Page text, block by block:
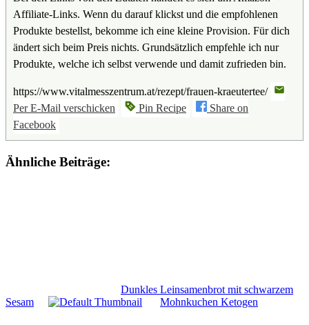
Affiliate-Links. Wenn du darauf klickst und die empfohlenen
Produkte bestellst, bekomme ich eine kleine Provision. Für dich
ändert sich beim Preis nichts. Grundsätzlich empfehle ich nur
Produkte, welche ich selbst verwende und damit zufrieden bin.
https://www.vitalmesszentrum.at/rezept/frauen-kraeutertee/
Per E-Mail verschicken
Pin Recipe
Share on
Facebook
Ähnliche Beiträge:
Dunkles Leinsamenbrot mit schwarzem
Sesam
Mohnkuchen Ketogen